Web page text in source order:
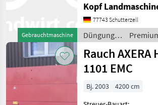
Gebrauchtmaschine
25 m Spur möglich)
(Fronthydraulik möglich)
(Int-Nr.: 13149)
Leistungshydraulik 8715
Kopf
77743 Schutterzell
Düngung
und
Beregnung
/ Sonstige
Rauch AXERA
1101 EMC
Bj. 2003
4200 cm